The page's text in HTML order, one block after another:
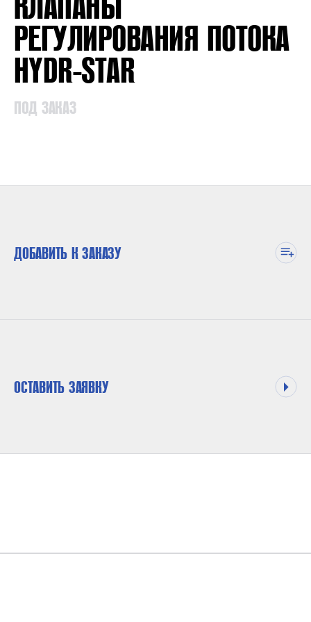
РЕГУЛИРОВАНИЯ ПОТОКА
HYDR-STAR
ПОД ЗАКАЗ
ДОБАВИТЬ К ЗАКАЗУ
ОСТАВИТЬ ЗАЯВКУ